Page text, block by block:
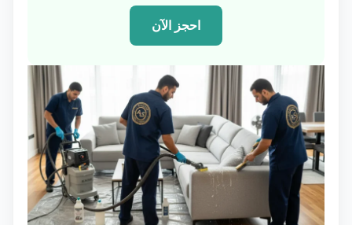
احجز الآن